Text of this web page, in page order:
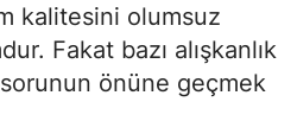
kalitesini olumsuz
Fakat bazı alışkanlık
önüne geçmek